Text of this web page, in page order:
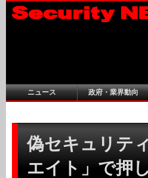
ニュース 政府・業界動向
偽セキュリテ
エイト」で押